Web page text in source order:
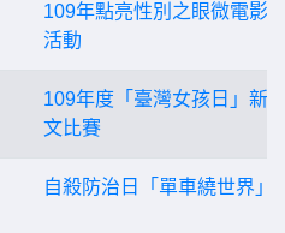
109年點亮性別之眼微電影
活動
109年度「臺灣女孩日」新
文比賽
自殺防治日「單車繞世界」